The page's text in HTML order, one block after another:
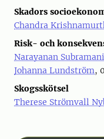
Skadors
Chandra
Risk- och
Narayanan
Johanna Lundström,
Skogsskötsel
Therese Strömvall